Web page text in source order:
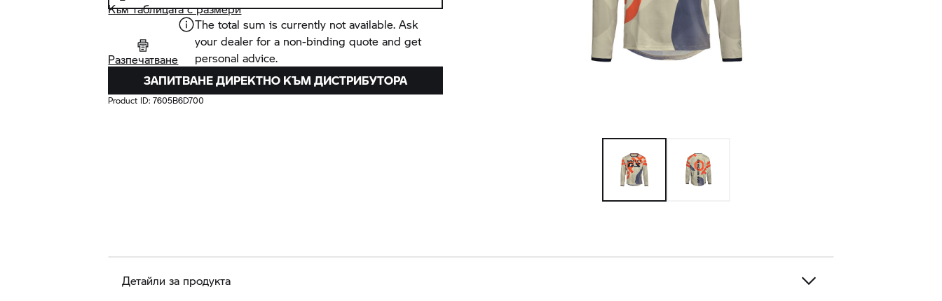
Към таблицата с размери
Разпечатване
The total sum is currently not available. Ask
your dealer for a non-binding quote and get
personal advice.
ЗАПИТВАНЕ ДИРЕКТНО КЪМ ДИСТРИБУТОРА
Product ID:7605B6D700
Детайли за продукта